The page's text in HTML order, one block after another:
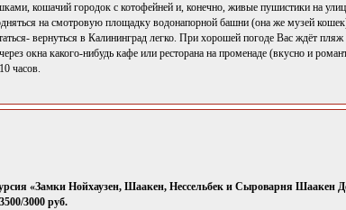
кошачий городок с котофейней и, конечно, живые пушистики на
на смотровую площадку водонапорной башни (она же музей
вернуться в Калининград легко. При хорошей погоде Вас ждёт
окна какого-нибудь кафе или ресторана на променаде (вкусно и
часов.
«Замки Нойхаузен, Шаакен, Нессельбек и Сыроварня Шаакен
3000 руб.